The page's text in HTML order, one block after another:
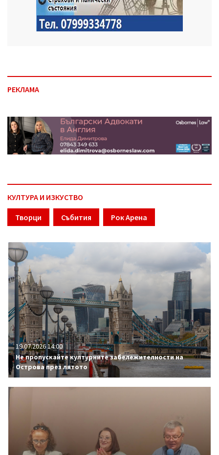
РЕКЛАМА
КУЛТУРА И ИЗКУСТВО
Творци Събития Рок Арена
19.07.2026 14:00
Не пропускайте културните забележителности на
Острова през лятото